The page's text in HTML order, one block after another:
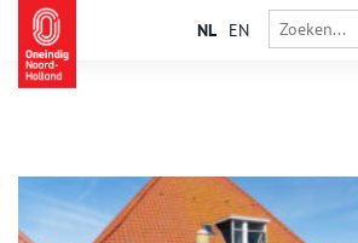
NL EN